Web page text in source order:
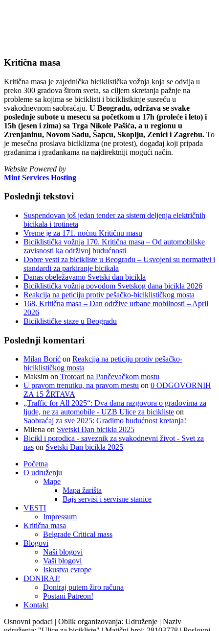
Kritična masa
Kritična masa je zajednička biciklistička vožnja koja se odvija u
preko 300 gradova širom sveta, sa ciljem skretanja pažnje na
probleme sa kojima se biciklisti i biciklistkinje susreću u
svakodnevnom saobraćaju. U Beogradu, održava se svake
poslednje subote u mesecu sa početkom u 17h (proleće i leto) i
15h (jesen i zima) sa Trga Nikole Pašića, a u regionu u
Zrenjaninu, Novom Sadu, Šapcu, Skoplju, Zenici i Zagrebu. To
je mesečna proslava biciklizma (ne protest), događaj koji pripada
građanima i građankama na najdirektniji mogući način.
Website Powered by
Mint Services Hosting
Poslednji tekstovi
Suspendovan još jedan tender za sistem deljenja električnih
bicikala i trotineta
Vreme je za 171. noćnu Kritičnu masu
Biciklistička vožnja 170. Kritična masa – Od automobilske
zavisnosti ka održivoj budućnosti
Dobre vesti za bicikliste u Beogradu – Usvojeni su normativi i
standardi za parkiranje bicikala
Danas obeležavamo Svetski dan bicikla
Biciklistička vožnja povodom Svetskog dana bicikla 2026
Reakcija na peticiju protiv pešačko-biciklističkog mosta
168. Kritična masa – Dan održive urbane mobilnosti – April
2026
Biciklističke staze u Beogradu
Poslednji komentari
Milan Borić on Reakcija na peticiju protiv pešačko-
biciklističkog mosta
Maksim on Trotoari na Pančevačkom mostu
U pravom trenutku, na pravom mestu on 0 ODGOVORNIH
ZA 15 ŽRTAVA
„Traffic for All 2025“: Dva dana razgovora o gradovima za
ljude, ne za automobile - UZB Ulice za bicikliste on
Saobraćaj za sve 2025: Gradimo budućnost kretanja!
Milena on Svetski Dan bicikla 2025
Bicikl i porodica - saveznik za svakodnevni život - Svet za
nas on Svetski Dan bicikla 2025
Početna
O udruženju
Mape
Mapa žarišta
Bajs servisi i servisne stanice
VESTI
Impressum
Kritična masa
Belgrade Critical mass
Blogovi
Naši blogovi
Vaši blogovi
Iskustva evrope
DONIRAJ!
Doniraj putem žiro računa
Postani Patreon!
Kontakt
Osnovni podaci | Oblik organizovanja: Udruženje | Naziv